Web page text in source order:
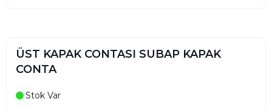
ÜST KAPAK CONTASI SUBAP KAPAK
CONTA
Stok Var